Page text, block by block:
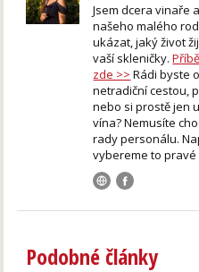
Jsem dcera vinaře
našeho malého
ukázat, jaký život
vaší skleničky.
zde >> Rádi byste
netradiční cestou,
nebo si prostě jen
vína? Nemusíte
rady personálu.
vybereme to pravé
Podobné články